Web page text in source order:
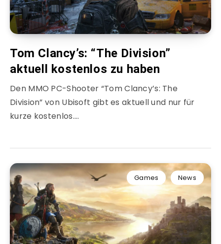
Tom Clancy’s: “The Division”
aktuell kostenlos zu haben
Den MMO PC-Shooter “Tom Clancy’s: The
Division” von Ubisoft gibt es aktuell und nur für
kurze kostenlos….
Games News